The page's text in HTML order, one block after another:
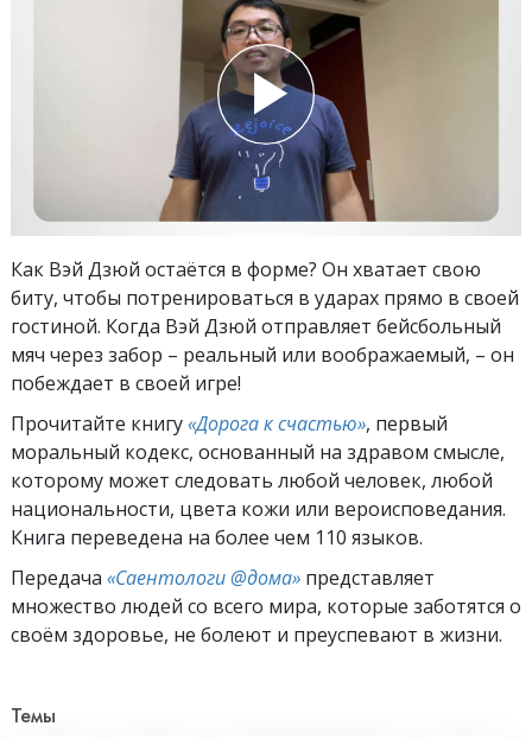
Как Вэй Дзюй остаётся в форме? Он хватает свою
биту, чтобы потренироваться в ударах прямо в своей
гостиной. Когда Вэй Дзюй отправляет бейсбольный
мяч через забор – реальный или воображаемый, – он
побеждает в своей игре!
Прочитайте книгу«Дорога к счастью», первый
моральный кодекс, основанный на здравом смысле,
которому может следовать любой человек, любой
национальности, цвета кожи или вероисповедания.
Книга переведена на более чем 110 языков.
Передача «Саентологи @дома» представляет
множество людей со всего мира, которые заботятся о
своём здоровье, не болеют и преуспевают в жизни.
Темы